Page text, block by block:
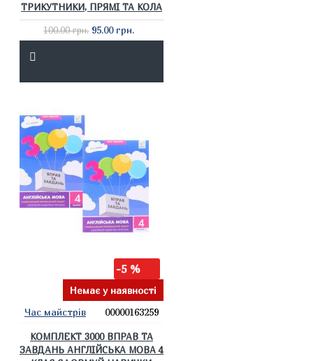
ТРИКУТНИКИ, ПРЯМІ ТА КОЛА
100.00 грн. 95.00 грн.
-5 %
Немає у наявності
Час майстрів
00000163259
КОМПЛЕКТ 3000 ВПРАВ ТА
ЗАВДАНЬ АНГЛІЙСЬКА МОВА 4